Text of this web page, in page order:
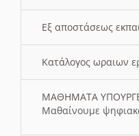
Εξ αποστάσεως
Κατάλογος ωραιων
ΜΑΘΗΜΑΤΑ
Μαθαίνουμε